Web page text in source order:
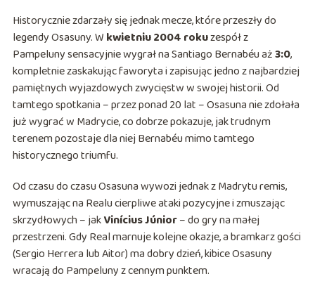
Historycznie zdarzały się jednak mecze, które przeszły do
legendy Osasuny. W kwietniu 2004 rokuzespół z
Pampeluny sensacyjnie wygrał na Santiago Bernabéu aż3:0,
kompletnie zaskakując faworyta i zapisując jedno z najbardziej
pamiętnych wyjazdowych zwycięstw w swojej historii. Od
tamtego spotkania – przez ponad 20 lat – Osasuna nie zdołała
już wygrać w Madrycie, co dobrze pokazuje, jak trudnym
terenem pozostaje dla niej Bernabéu mimo tamtego
historycznego triumfu.
Od czasu do czasu Osasuna wywozi jednak z Madrytu remis,
wymuszając na Realu cierpliwe ataki pozycyjne i zmuszając
skrzydłowych – jakVinícius Júnior– do gry na małej
przestrzeni. Gdy Real marnuje kolejne okazje, a bramkarz gości
(Sergio Herrera lub Aitor) ma dobry dzień, kibice Osasuny
wracają do Pampeluny z cennym punktem.